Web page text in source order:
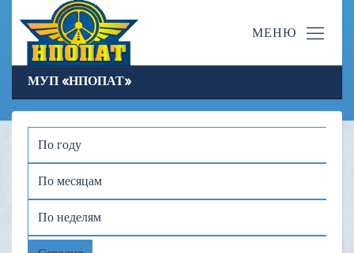
МУП «НПОПАТ»
По году
По месяцам
По неделям